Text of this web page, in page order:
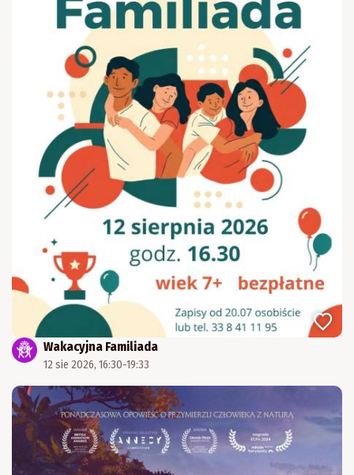
Wakacyjna Familiada
12 sie 2026, 16:30-19:33